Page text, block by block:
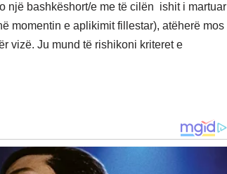
një bashkëshort/e me të cilën ishit i martuar
momentin e aplikimit fillestar), atëherë mos
vizë. Ju mund të rishikoni kriteret e